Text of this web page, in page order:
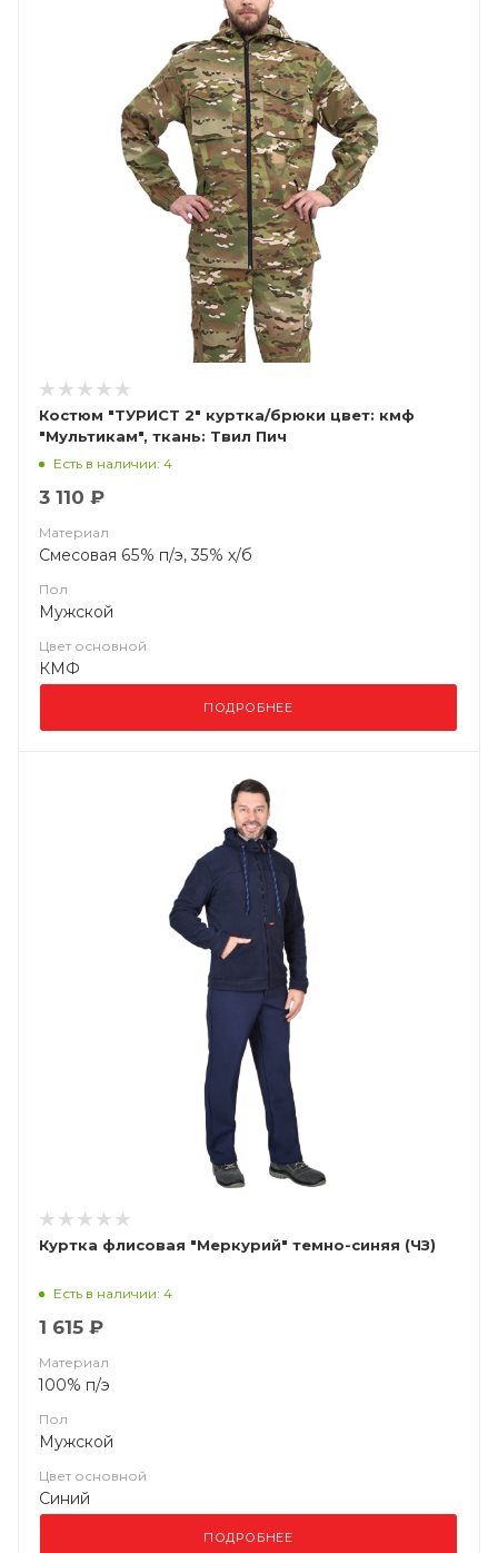
Костюм "ТУРИСТ 2" куртка/брюки цвет: кмф
"Мультикам", ткань: Твил Пич
Есть в наличии: 4
3 110 ₽
Материал
Смесовая 65% п/э, 35% х/б
Пол
Мужской
Цвет основной
КМФ
ПОДРОБНЕЕ
Куртка флисовая "Меркурий" темно-синяя (ЧЗ)
Есть в наличии: 4
1 615 ₽
Материал
100% п/э
Пол
Мужской
Цвет основной
Синий
ПОДРОБНЕЕ